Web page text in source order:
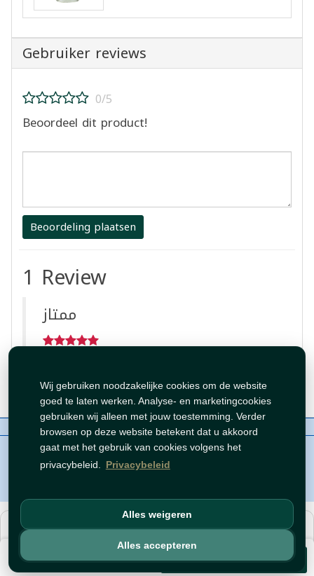
Wij gebruiken noodzakelijke cookies om de website
goed te laten werken. Analyse- en marketingcookies
gebruiken wij alleen met jouw toestemming. Verder
browsen op deze website betekent dat u akkoord
gaat met het gebruik van cookies volgens het
privacybeleid. Privacybeleid
Alles weigeren
Alles accepteren
€ 2,99 Voeg toe
Gebruiker reviews
0/5
Beoordeel dit product!
Beoordeling plaatsen
1 Review
ممتاز
Over ons Beleid
WhatsAppen
auteursrechten©Tawfeer 2018-2026
هذا متجر جملة. الأسعار وميزات الشراء متاحة فقط للحساباتالمسجّلة
والمفعّلة
سجّل دخولأوافتح حساب .